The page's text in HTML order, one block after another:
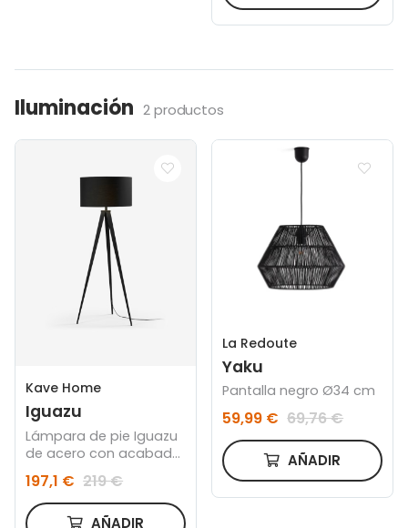
Iluminación 2 productos
Kave Home
Iguazu
Lámpara de pie Iguazu
de acero con acabado
197,1 € 219 €
AÑADIR
La Redoute
Yaku
Pantalla negro Ø34 cm
59,99 € 69,76 €
AÑADIR